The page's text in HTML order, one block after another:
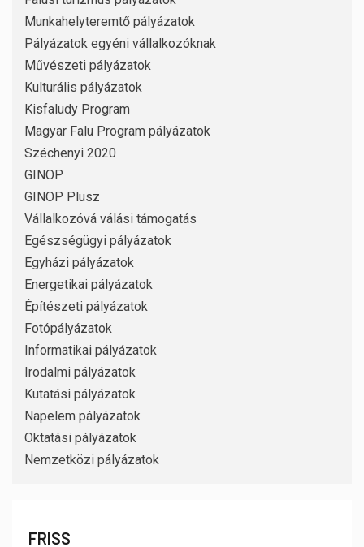
Munkahelyteremtő pályázatok
Pályázatok egyéni vállalkozóknak
Művészeti pályázatok
Kulturális pályázatok
Kisfaludy Program
Magyar Falu Program pályázatok
Széchenyi 2020
GINOP
GINOP Plusz
Vállalkozóvá válási támogatás
Egészségügyi pályázatok
Egyházi pályázatok
Energetikai pályázatok
Építészeti pályázatok
Fotópályázatok
Informatikai pályázatok
Irodalmi pályázatok
Kutatási pályázatok
Napelem pályázatok
Oktatási pályázatok
Nemzetközi pályázatok
FRISS